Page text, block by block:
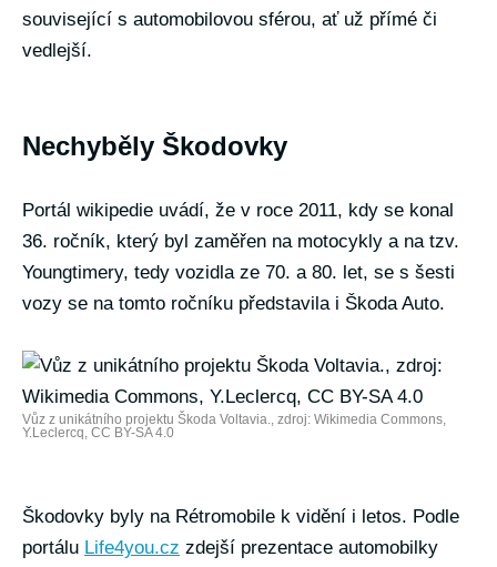
související s automobilovou sférou, ať už přímé či
vedlejší.
Nechyběly Škodovky
Portál wikipedie uvádí, že v roce 2011, kdy se konal
36. ročník, který byl zaměřen na motocykly a na tzv.
Youngtimery, tedy vozidla ze 70. a 80. let, se s šesti
vozy se na tomto ročníku představila i Škoda Auto.
Vůz z unikátního projektu Škoda Voltavia., zdroj: Wikimedia Commons,
Y.Leclercq, CC BY-SA 4.0
Škodovky byly na Rétromobile k vidění i letos. Podle
portálu Life4you.cz zdejší prezentace automobilky